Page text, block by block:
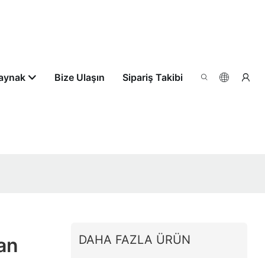
Bize Ulaşın Sipariş Takibi
DAHA FAZLA ÜRÜN